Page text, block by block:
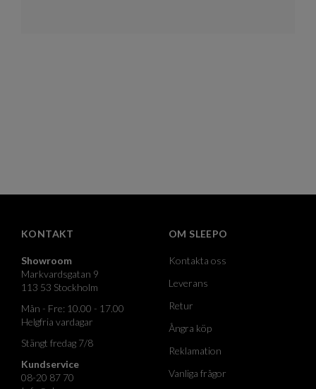
KONTAKT
Showroom
Markvardsgatan 9
113 53 Stockholm
Mån - Fre: 10.00 - 17.00
Helgfria vardagar
Stängt fredag 7/8
Kundservice
08-20 87 70
OM SLEEPO
Kontakta oss
Leverans
Retur
Ångra köp
Reklamation
Vanliga frågor